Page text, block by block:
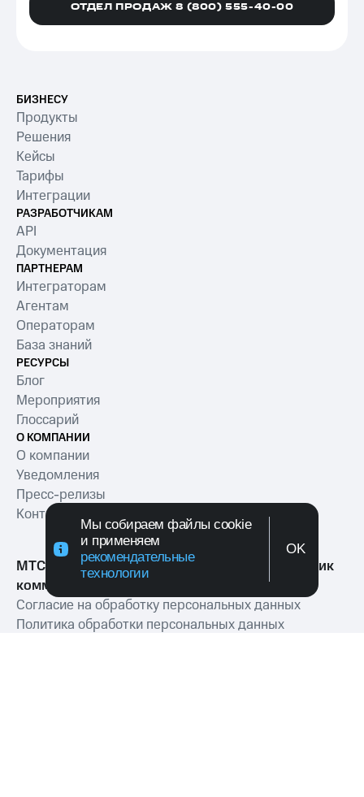
Мы собираем файлы cookie
и применяем
рекомендательные
технологии
OK
ОТДЕЛ ПРОДАЖ 8 (800) 555-40-00
БИЗНЕСУ
Продукты
Решения
Кейсы
Тарифы
Интеграции
РАЗРАБОТЧИКАМ
API
Документация
ПАРТНЕРАМ
Интеграторам
Агентам
Операторам
База знаний
РЕСУРСЫ
Блог
Мероприятия
Глоссарий
О КОМПАНИИ
О компании
Уведомления
Пресс-релизы
Контакты
МТС Exolve (АО «МТТ») — ведущий разработчик
коммуникационных решений для бизнеса
Согласие на обработку персональных данных
Политика обработки персональных данных